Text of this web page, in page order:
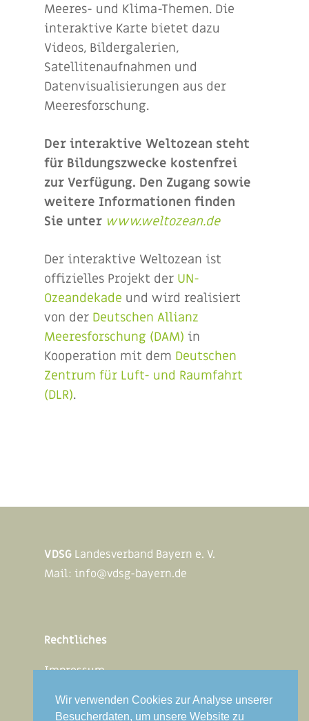
Meeres- und Klima-Themen. Die
interaktive Karte bietet dazu
Videos, Bildergalerien,
Satellitenaufnahmen und
Datenvisualisierungen aus der
Meeresforschung.
Der interaktive Weltozean steht
für Bildungszwecke kostenfrei
zur Verfügung. Den Zugang sowie
weitere Informationen finden
Sie unter www.weltozean.de
Der interaktive Weltozean ist
offizielles Projekt der UN-
Ozeandekade und wird realisiert
von der Deutschen Allianz
Meeresforschung (DAM) in
Kooperation mit dem Deutschen
Zentrum für Luft- und Raumfahrt
(DLR).
VDSG Landesverband Bayern e. V.
Mail: info@vdsg-bayern.de
Rechtliches
Impressum
Wir verwenden Cookies zur Analyse unserer
Besucherdaten, um unsere Website zu